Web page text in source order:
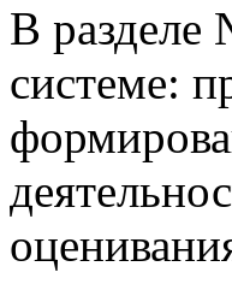
В разделе
системе: